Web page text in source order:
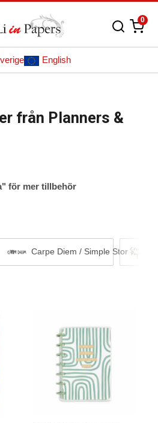
0
English
från Planners &
för mer tillbehör
Carpe Diem / Simple Stories